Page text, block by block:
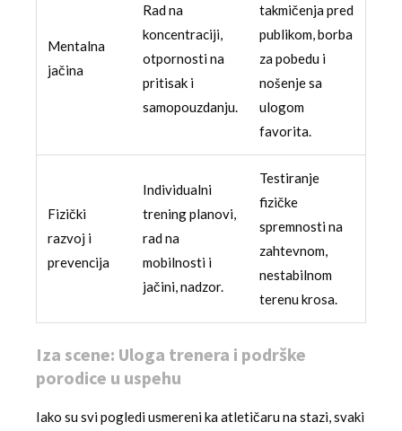
Mentalna
jačina
Rad na
koncentraciji,
otpornosti na
pritisak i
samopouzdanju.
takmičenja pred
publikom, borba
za pobedu i
nošenje sa
ulogom
favorita.
Fizički
razvoj i
prevencija
Individualni
trening planovi,
rad na
mobilnosti i
jačini, nadzor.
Testiranje
fizičke
spremnosti na
zahtevnom,
nestabilnom
terenu krosa.
Iza scene: Uloga trenera i podrške
porodice u uspehu
Iako su svi pogledi usmereni ka atletičaru na stazi, svaki